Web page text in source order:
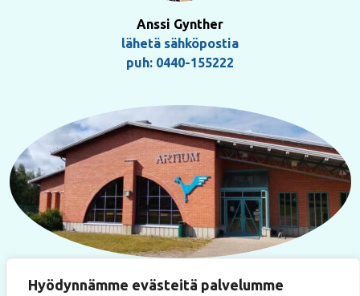
Hyödynnämme evästeitä palvelumme
Anssi Gynther
lähetä sähköpostia
puh: 0440-155222
Käyntiosoite